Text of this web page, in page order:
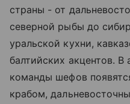
страны - от
северной рыбы до
уральской кухни,
балтийских акцентов. В
команды шефов
крабом,